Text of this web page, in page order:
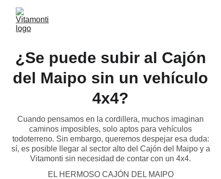
¿Se puede subir al Cajón
del Maipo sin un vehículo
4x4?
Cuando pensamos en la cordillera, muchos imaginan
caminos imposibles, solo aptos para vehículos
todoterreno. Sin embargo, queremos despejar esa duda:
sí, es posible llegar al sector alto del Cajón del Maipo y a
Vitamonti sin necesidad de contar con un 4x4.
EL HERMOSO CAJÓN DEL MAIPO